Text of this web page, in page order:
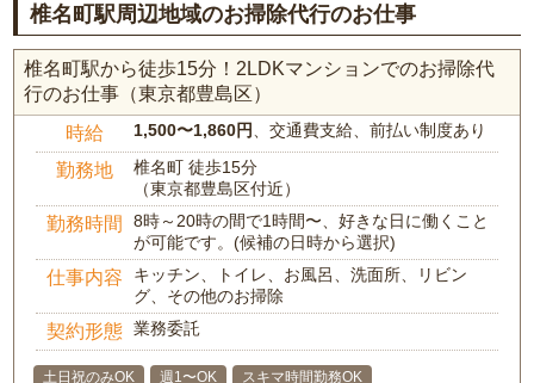
椎名町駅周辺地域のお掃除代行のお仕事
椎名町駅から徒歩15分！2LDKマンションでのお掃除代
行のお仕事（東京都豊島区）
時給 1,500〜1,860円、交通費支給、前払い制度あり
勤務地
椎名町 徒歩15分
（東京都豊島区付近）
勤務時間
8時～20時の間で1時間〜、好きな日に働くこと
が可能です。(候補の日時から選択)
仕事内容
キッチン、トイレ、お風呂、洗面所、リビン
グ、その他のお掃除
契約形態 業務委託
土日祝のみOK 週1〜OK スキマ時間勤務OK